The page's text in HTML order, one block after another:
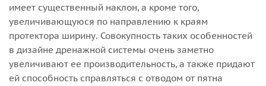
имеет существенный наклон, а кроме того,
увеличивающуюся по направлению к краям
протектора ширину. Совокупность таких особенностей
в дизайне дренажной системы очень заметно
увеличивают ее производительность, а также придают
ей способность справляться с отводом от пятна